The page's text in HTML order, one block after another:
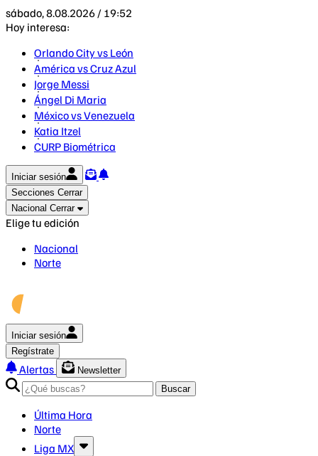
sábado, 8.08.2026 / 19:52
Hoy interesa:
Orlando City vs León
América vs Cruz Azul
Jorge Messi
Ángel Di Maria
México vs Venezuela
Katia Itzel
CURP Biométrica
Iniciar sesión
Secciones Cerrar
Nacional Cerrar
Elige tu edición
Nacional
Norte
Iniciar sesión
Regístrate
Alertas
Newsletter
Buscar
Última Hora
Norte
Liga MX